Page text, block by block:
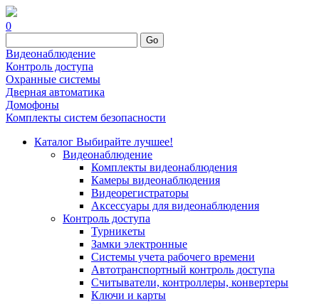
0
Go
Видеонаблюдение
Контроль доступа
Охранные системы
Дверная автоматика
Домофоны
Комплекты систем безопасности
Каталог Выбирайте лучшее!
Видеонаблюдение
Комплекты видеонаблюдения
Камеры видеонаблюдения
Видеорегистраторы
Аксессуары для видеонаблюдения
Контроль доступа
Турникеты
Замки электронные
Системы учета рабочего времени
Автотранспортный контроль доступа
Считыватели, контроллеры, конвертеры
Ключи и карты